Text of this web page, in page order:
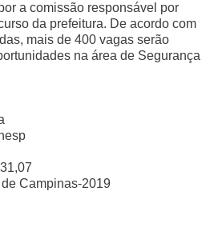
a comissão responsável por
da prefeitura. De acordo com
mais de 400 vagas serão
na área de Segurança
Campinas-2019